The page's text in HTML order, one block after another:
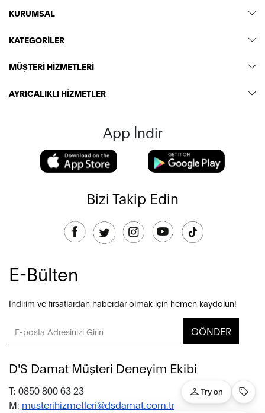
KURUMSAL
KATEGORİLER
MÜŞTERİ HİZMETLERİ
AYRICALIKLI HİZMETLER
App İndir
Bizi Takip Edin
E-Bülten
İndirim ve fırsatlardan haberdar olmak için hemen kaydolun!
GÖNDER
D'S Damat Müşteri Deneyim Ekibi
T: 0850 800 63 23
M: musterihizmetleri@dsdamat.com.tr